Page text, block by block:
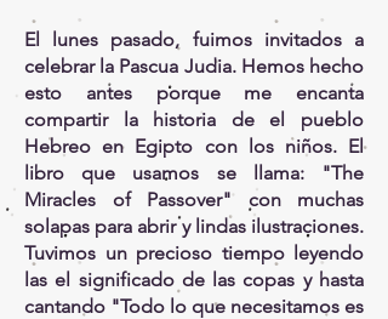
El lunes pasado, fuimos invitados a
celebrar la Pascua Judia. Hemos hecho
esto antes porque me encanta
compartir la historia de el pueblo
Hebreo en Egipto con los niños. El
libro que usamos se llama: "The
Miracles of Passover" con muchas
solapas para abrir y lindas ilustraciones.
Tuvimos un precioso tiempo leyendo
las el significado de las copas y hasta
cantando "Todo lo que necesitamos es